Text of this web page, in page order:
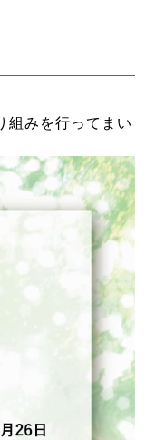
組みを行ってまい